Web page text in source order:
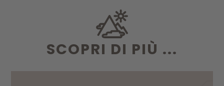
SCOPRI DI PIÙ ...